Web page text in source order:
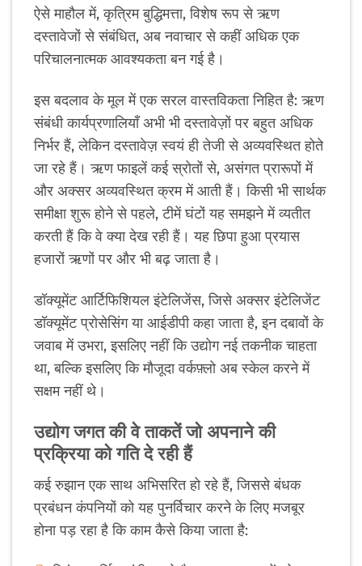
ऐसे माहौल में, कृत्रिम बुद्धिमत्ता, विशेष रूप से ऋण
दस्तावेजों से संबंधित, अब नवाचार से कहीं अधिक एक
परिचालनात्मक आवश्यकता बन गई है।
इस बदलाव के मूल में एक सरल वास्तविकता निहित है: ऋण
संबंधी कार्यप्रणालियाँ अभी भी दस्तावेज़ों पर बहुत अधिक
निर्भर हैं, लेकिन दस्तावेज़ स्वयं ही तेजी से अव्यवस्थित होते
जा रहे हैं। ऋण फाइलें कई स्रोतों से, असंगत प्रारूपों में
और अक्सर अव्यवस्थित क्रम में आती हैं। किसी भी सार्थक
समीक्षा शुरू होने से पहले, टीमें घंटों यह समझने में व्यतीत
करती हैं कि वे क्या देख रही हैं। यह छिपा हुआ प्रयास
हजारों ऋणों पर और भी बढ़ जाता है।
डॉक्यूमेंट आर्टिफिशियल इंटेलिजेंस, जिसे अक्सर इंटेलिजेंट
डॉक्यूमेंट प्रोसेसिंग या आईडीपी कहा जाता है, इन दबावों के
जवाब में उभरा, इसलिए नहीं कि उद्योग नई तकनीक चाहता
था, बल्कि इसलिए कि मौजूदा वर्कफ़्लो अब स्केल करने में
सक्षम नहीं थे।
उद्योग जगत की वे ताकतें जो अपनाने की
प्रक्रिया को गति दे रही हैं
कई रुझान एक साथ अभिसरित हो रहे हैं, जिससे बंधक
प्रबंधन कंपनियों को यह पुनर्विचार करने के लिए मजबूर
होना पड़ रहा है कि काम कैसे किया जाता है: